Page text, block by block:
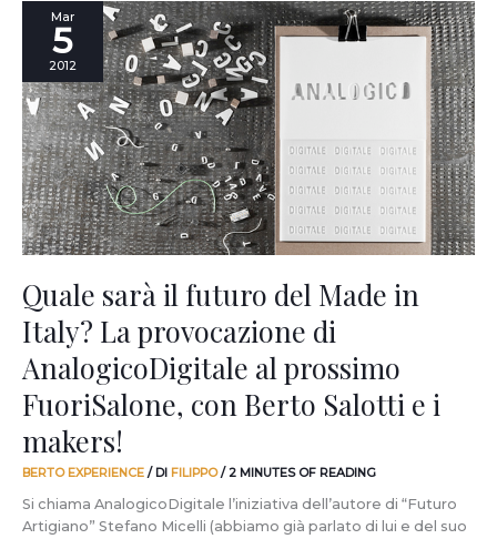
Mar
5
2012
Quale sarà il futuro del Made in
Italy? La provocazione di
AnalogicoDigitale al prossimo
FuoriSalone, con Berto Salotti e i
makers!
BERTO EXPERIENCE / DI FILIPPO/2 MINUTES OF READING
Si chiama AnalogicoDigitale l’iniziativa dell’autore di “Futuro
Artigiano” Stefano Micelli (abbiamo già parlato di lui e del suo
Quale
del
Made
in
Italy?
La
provocazione
di
AnalogicoDigitale
prossimo
FuoriSalone,
con
Berto
e
makers!